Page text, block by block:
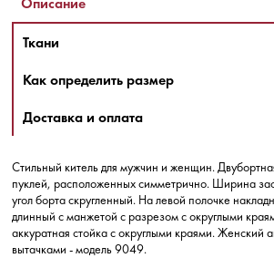
Ткани
Как определить размер
Доставка и оплата
Стильный китель для мужчин и женщин.
пуклей, расположенных симметрично. Ширина
угол борта скругленный. На левой полочке
длинный с манжетой с разрезом с округлыми
аккуратная стойка с округлыми краями.Женский
вытачками - модель 9049.